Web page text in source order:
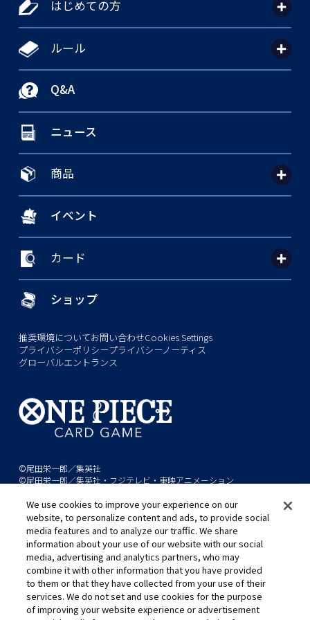
はじめての方
ルール
Q&A
ニュース
商品
イベント
カード
ショップ
推奨環境についてお問い合わせCookies Settings
プライバシーポリシープライバシーノーティス
グローバルエントランス
©尾田栄一郎／集英社
©尾田栄一郎／集英社・フジテレビ・東映アニメーション
このwebサイトに記載されているすべての画像・テキスト・データの無
断転用、転載をお断りします。
開発中につき、本サイトで使用している画像と実際の商品とは異なる場
合があります。
※AppleとAppleのロゴは、米国およびその他の国で登録されたApple
Inc.の商標です。
※Google Play および Google Play ロゴは、Google LLC の商標です。
We use cookies to improve your experience on our
website, to personalize content and ads, to provide social
media features and to analyze our traffic. We share
information about your use of our website with our social
media, advertising and analytics partners, who may
combine it with other information that you have provided
to them or that they have collected from your use of their
services. We do not set and use cookies for the purpose
of improving your website experience or advertisement